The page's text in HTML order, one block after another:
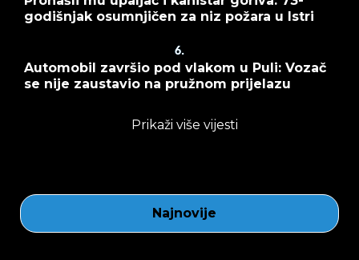
godišnjak osumnjičen za niz požara u Istri
6.
Automobil završio pod vlakom u Puli: Vozač
se nije zaustavio na pružnom prijelazu
Prikaži više vijesti
Najnovije